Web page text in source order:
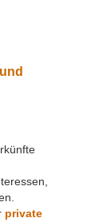
private